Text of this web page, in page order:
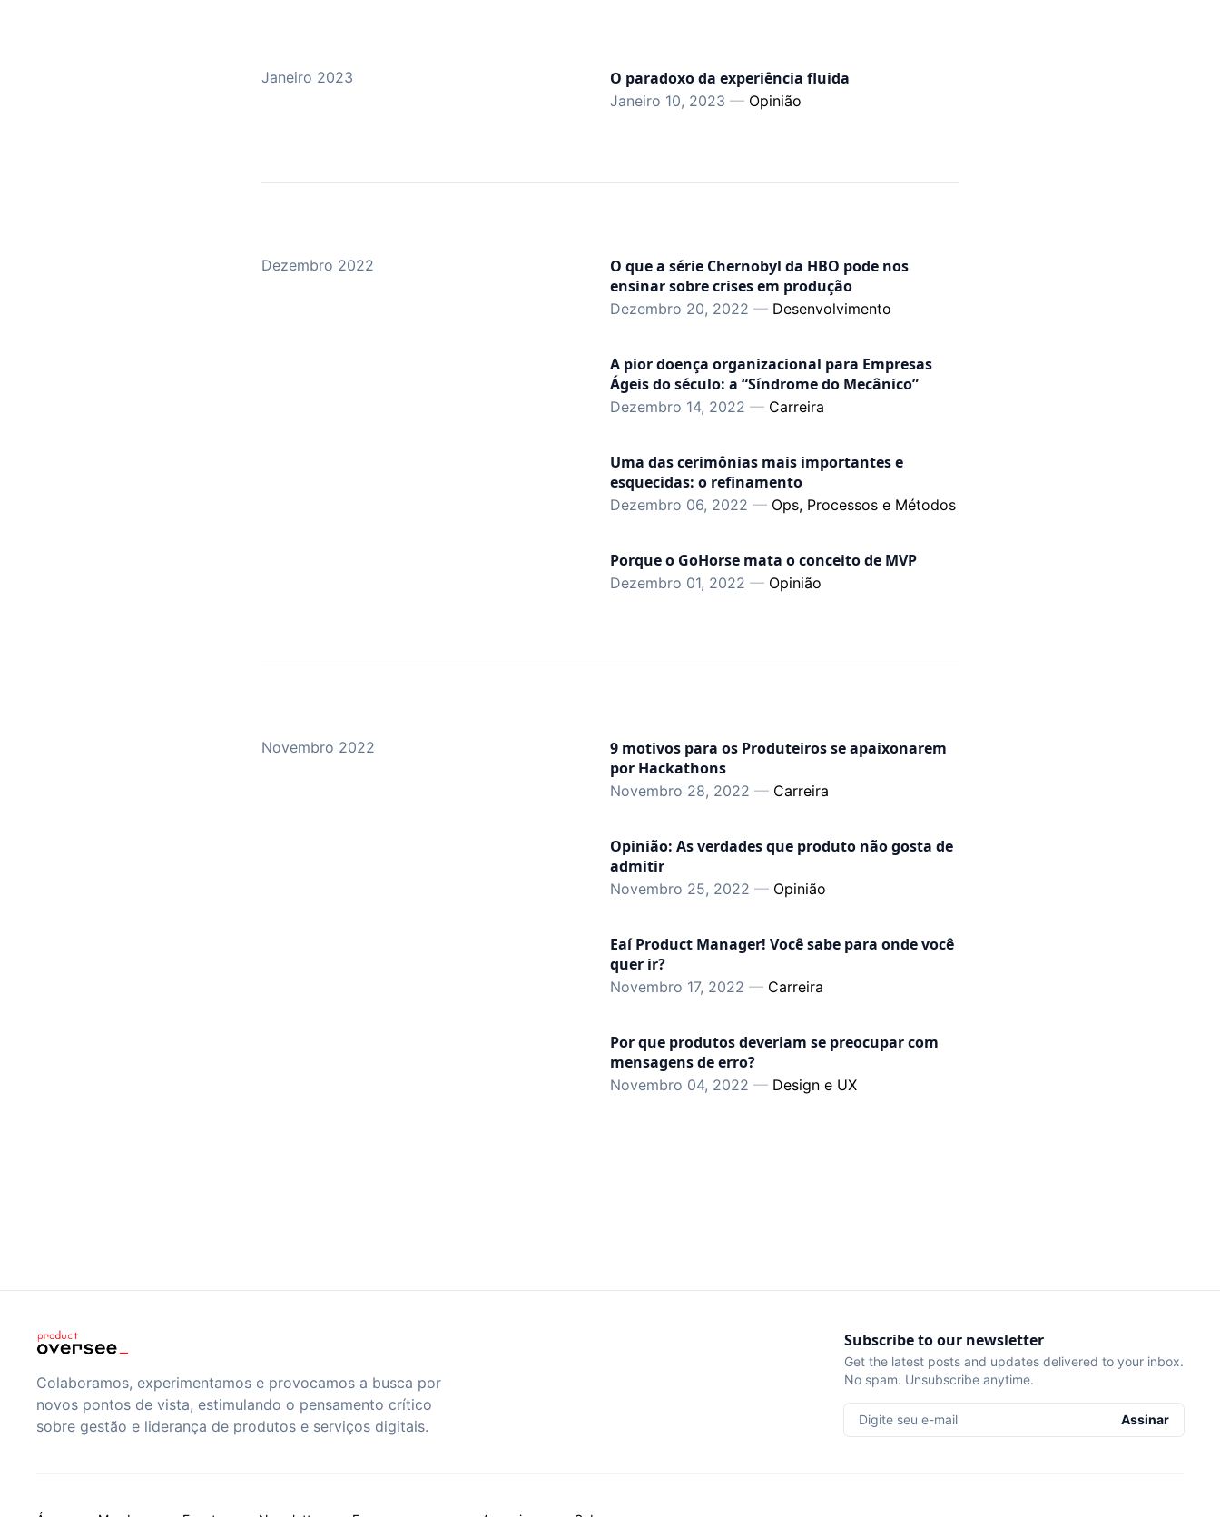
Janeiro 2023 O paradoxo da experiência fluida
Janeiro 10, 2023 — Opinião
Dezembro 2022
O que a série Chernobyl da HBO pode nos
ensinar sobre crises em produção
Dezembro 20, 2022 — Desenvolvimento
A pior doença organizacional para Empresas
Ágeis do século: a “Síndrome do Mecânico”
Dezembro 14, 2022 — Carreira
Uma das cerimônias mais importantes e
esquecidas: o refinamento
Dezembro 06, 2022 — Ops, Processos e Métodos
Porque o GoHorse mata o conceito de MVP
Dezembro 01, 2022 — Opinião
Novembro 2022
9 motivos para os Produteiros se apaixonarem
por Hackathons
Novembro 28, 2022 — Carreira
Opinião: As verdades que produto não gosta de
admitir
Novembro 25, 2022 — Opinião
Eaí Product Manager! Você sabe para onde você
quer ir?
Novembro 17, 2022 — Carreira
Por que produtos deveriam se preocupar com
mensagens de erro?
Novembro 04, 2022 — Design e UX
Colaboramos, experimentamos e provocamos a busca por
novos pontos de vista, estimulando o pensamento crítico
sobre gestão e liderança de produtos e serviços digitais.
Subscribe to our newsletter
Get the latest posts and updates delivered to your inbox.
No spam. Unsubscribe anytime.
Digite seu e-mail Assinar